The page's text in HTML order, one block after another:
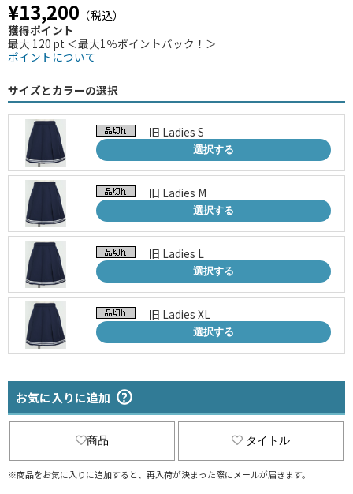
¥13,200 （税込）
獲得ポイント
最大 120 pt ＜最大1％ポイントバック！＞
ポイントについて
サイズとカラーの選択
旧 Ladies S
選択する
旧 Ladies M
選択する
旧 Ladies L
選択する
旧 Ladies XL
選択する
お気に入りに追加
商品 タイトル
※商品をお気に入りに追加すると、再入荷が決まった際にメールが届きます。